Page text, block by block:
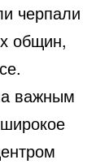
черпали
общин,
важным